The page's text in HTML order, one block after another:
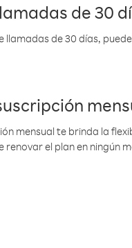
de 30
llamadas de 30 días,
mensual te brinda la
renovar el plan en ningún